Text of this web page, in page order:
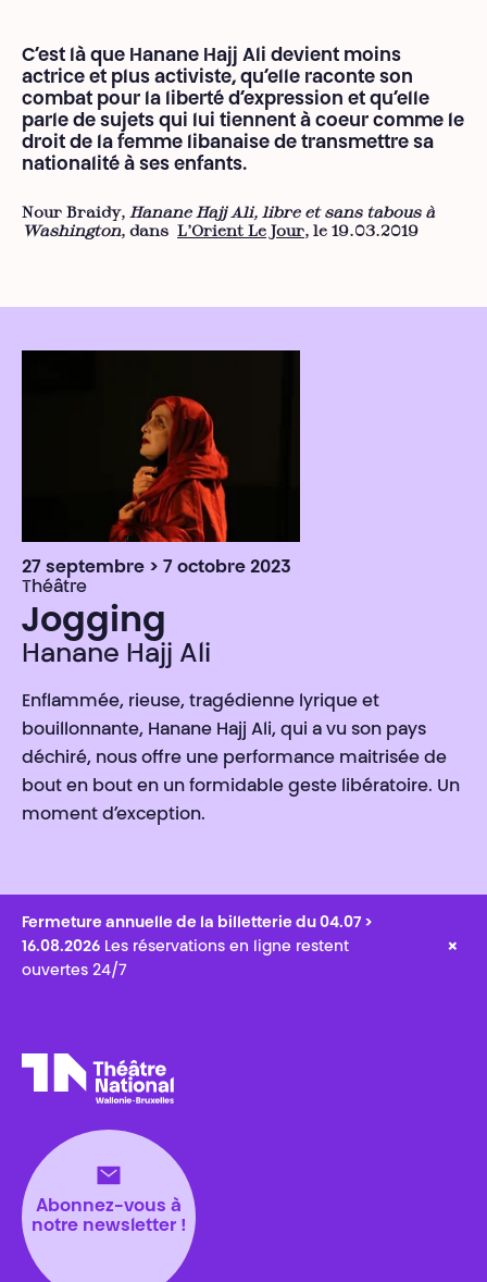
C’est là que Hanane Hajj Ali devient moins
actrice et plus activiste, qu’elle raconte son
combat pour la liberté d’expression et qu’elle
parle de sujets qui lui tiennent à coeur comme le
droit de la femme libanaise de transmettre sa
nationalité à ses enfants.
Nour Braidy, Hanane Hajj Ali, libre et sans tabous à
Washington, dans L’Orient Le Jour, le 19.03.2019
27 septembre > 7 octobre 2023
Théâtre
Jogging
Hanane Hajj Ali
Enflammée, rieuse, tragédienne lyrique et
bouillonnante, Hanane Hajj Ali, qui a vu son pays
déchiré, nous offre une performance maitrisée de
bout en bout en un formidable geste libératoire. Un
moment d’exception.
Fermeture annuelle de la billetterie du 04.07 >
16.08.2026 Les réservations en ligne restent
ouvertes 24/7
×
Abonnez-vous à
notre newsletter !